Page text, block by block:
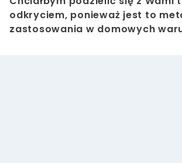
odkryciem, ponieważ jest to
zastosowania w domowych